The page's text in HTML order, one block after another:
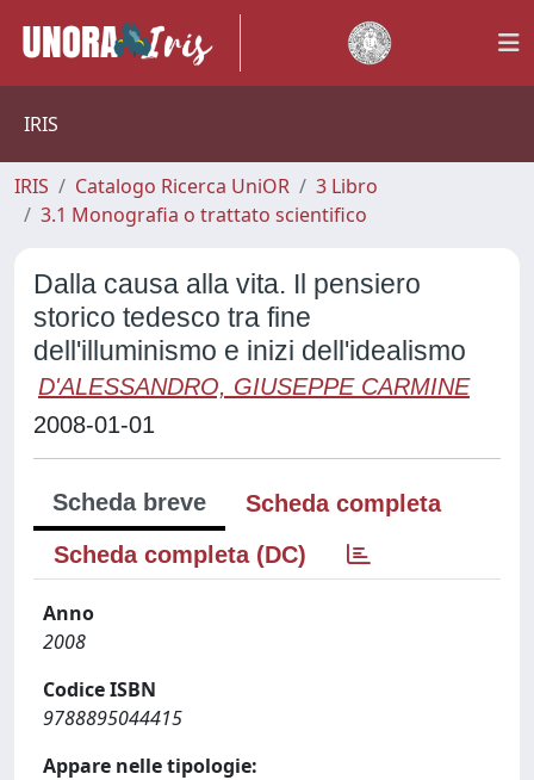
IRIS
IRIS Catalogo Ricerca UniOR
3 Libro
3.1 Monografia o trattato scientifico
Dalla causa alla vita. Il pensiero
storico tedesco tra fine
dell'illuminismo e inizi dell'idealismo
D'ALESSANDRO, GIUSEPPE CARMINE
2008-01-01
Scheda breve
Scheda completa
Scheda completa (DC)
Anno
2008
Codice ISBN
9788895044415
Appare nelle tipologie: